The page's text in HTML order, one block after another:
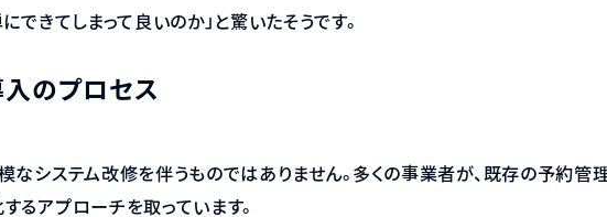
できてしまって良いのか」と驚いたそうです。
のプロセス
なシステム改修を伴うものではありません。多くの事業者が、既存の予約管
るアプローチを取っています。